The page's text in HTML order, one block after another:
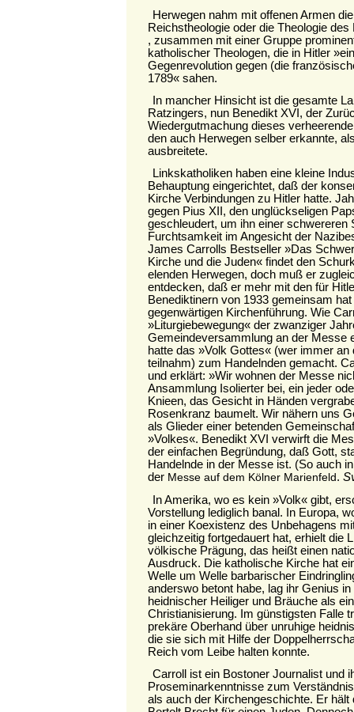
Herwegen nahm mit offenen Armen
Reichstheologie oder die Theologie
, zusammen mit einer Gruppe
katholischer Theologen, die in Hitler
Gegenrevolution gegen (die
1789« sahen.
In mancher Hinsicht ist die gesamte
Ratzingers, nun Benedikt XVI, der
Wiedergutmachung dieses
den auch Herwegen selber erkannte,
ausbreitete.
Linkskatholiken haben eine kleine
Behauptung eingerichtet, daß der
Kirche Verbindungen zu Hitler hatte.
gegen Pius XII, den unglückseligen
geschleudert, um ihn einer schwereren
Furchtsamkeit im Angesicht der
James Carrolls Bestseller »Das
Kirche und die Juden« findet den
elenden Herwegen, doch muß er
entdecken, daß er mehr mit den für
Benediktinern von 1933 gemeinsam
gegenwärtigen Kirchenführung. Wie
»Liturgiebewegung« der zwanziger
Gemeindeversammlung an der Messe
hatte das »Volk Gottes« (wer immer an
teilnahm) zum Handelnden gemacht.
und erklärt: »Wir wohnen der Messe
Ansammlung Isolierter bei, ein jeder
Knieen, das Gesicht in Händen
Rosenkranz baumelt. Wir nähern uns
als Glieder einer betenden
»Volkes«. Benedikt XVI verwirft die
der einfachen Begründung, daß Gott,
Handelnde in der Messe ist. (So auch
der Messe auf dem Kölner Marienfeld .
In Amerika, wo es kein »Volk« gibt,
Vorstellung lediglich banal. In Europa,
in einer Koexistenz des Unbehagens
gleichzeitig fortgedauert hat, erhielt die
völkische Prägung, das heißt einen
Ausdruck. Die katholische Kirche hat
Welle um Welle barbarischer
anderswo betont habe, lag ihr Genius
heidnischer Heiliger und Bräuche als
Christianisierung. Im günstigsten Falle
prekäre Oberhand über unruhige
die sie sich mit Hilfe der
Reich vom Leibe halten konnte.
Carroll ist ein Bostoner Journalist und
Proseminarkenntnisse zum
als auch der Kirchengeschichte. Er